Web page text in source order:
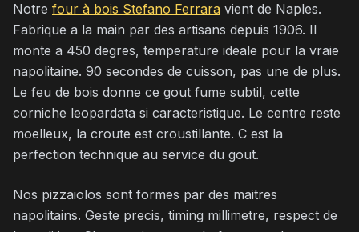
Notre four à bois Stefano Ferrara vient de Naples.
Fabrique a la main par des artisans depuis 1906. Il
monte a 450 degres, temperature ideale pour la vraie
napolitaine. 90 secondes de cuisson, pas une de plus.
Le feu de bois donne ce gout fume subtil, cette
corniche leopardata si caracteristique. Le centre reste
moelleux, la croute est croustillante. C est la
perfection technique au service du gout.
Nos pizzaiolos sont formes par des maitres
napolitains. Geste precis, timing millimetre, respect de